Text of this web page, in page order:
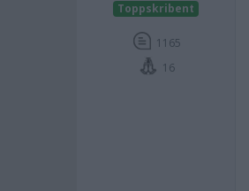
Toppskribent
1165
16